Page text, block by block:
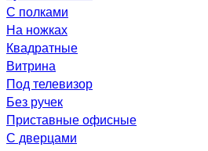
С полками
На ножках
Квадратные
Витрина
Под телевизор
Без ручек
Приставные офисные
С дверцами